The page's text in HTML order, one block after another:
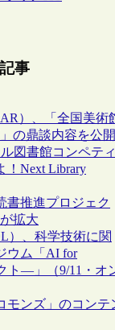
事
）、「全国美術
の鼎談内容を公開
図書館コンペティ
！Next Library
書推進プロジェク
拡大
）、科学技術に関
ウム「AI for
ト―」（9/11・オ
モンズ」のコンテ